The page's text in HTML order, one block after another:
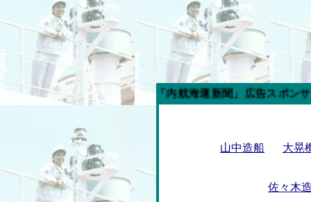
今週の「内航海運新聞」広告スポンサー企業
山中造船 大晃
佐々木